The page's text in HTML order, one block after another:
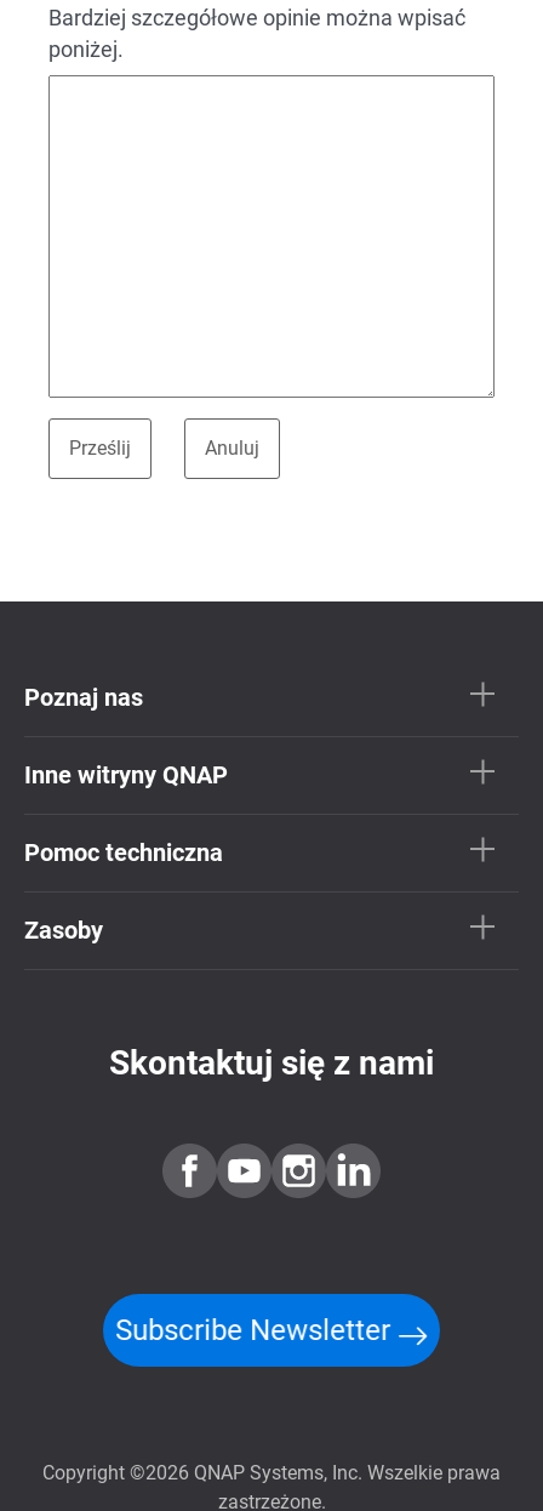
Bardziej szczegółowe opinie można wpisać
poniżej.
Poznaj nas
Inne witryny QNAP
Pomoc techniczna
Zasoby
Skontaktuj się z nami
Subscribe Newsletter
Copyright ©2026 QNAP Systems, Inc. Wszelkie prawa
zastrzeżone.